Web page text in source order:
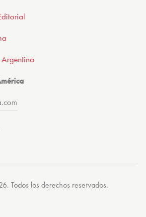
Todos los derechos reservados.